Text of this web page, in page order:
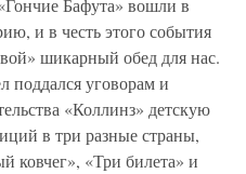
Бафута» вошли в
и в честь этого события
шикарный обед для нас.
поддался уговорам и
«Коллинз» детскую
в три разные страны,
«Три билета» и